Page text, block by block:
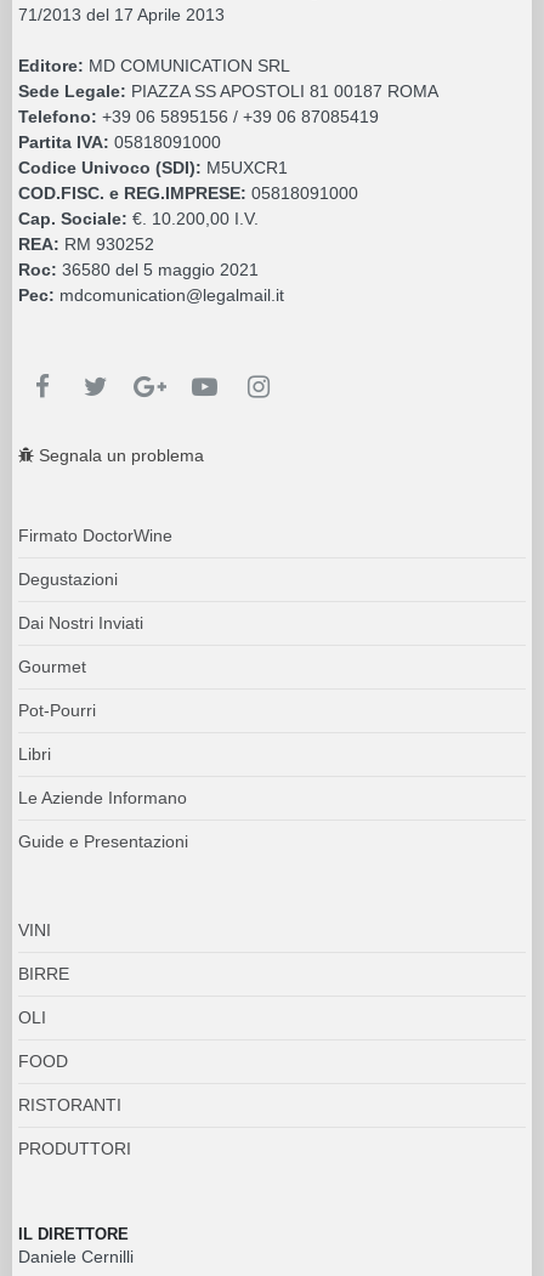
71/2013 del 17 Aprile 2013
Editore: MD COMUNICATION SRL
Sede Legale: PIAZZA SS APOSTOLI 81 00187 ROMA
Telefono: +39 06 5895156 / +39 06 87085419
Partita IVA: 05818091000
Codice Univoco (SDI): M5UXCR1
COD.FISC. e REG.IMPRESE: 05818091000
Cap. Sociale: €. 10.200,00 I.V.
REA: RM 930252
Roc: 36580 del 5 maggio 2021
Pec: mdcomunication@legalmail.it
Segnala un problema
Firmato DoctorWine
Degustazioni
Dai Nostri Inviati
Gourmet
Pot-Pourri
Libri
Le Aziende Informano
Guide e Presentazioni
VINI
BIRRE
OLI
FOOD
RISTORANTI
PRODUTTORI
IL DIRETTORE
Daniele Cernilli